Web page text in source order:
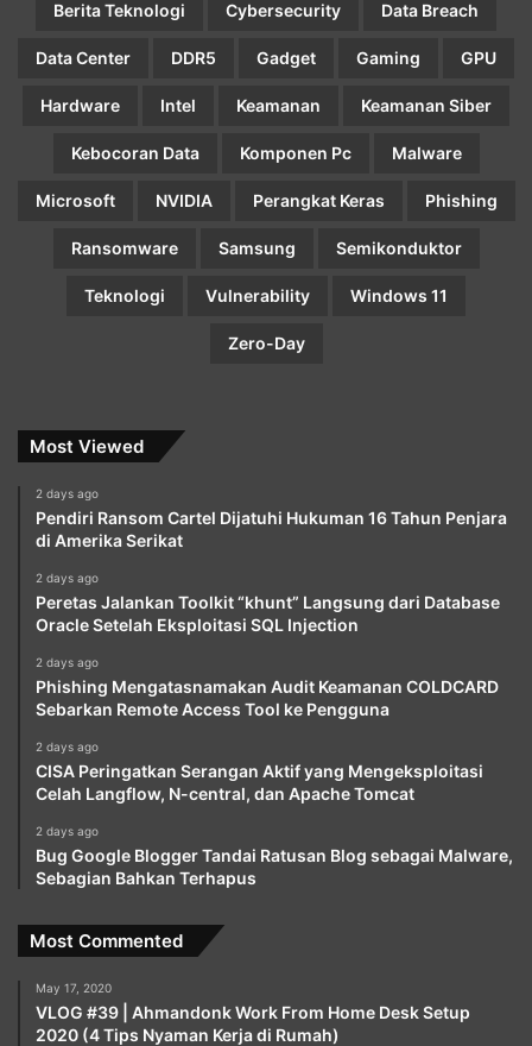
Berita Teknologi Cybersecurity Data Breach
Data Center DDR5 Gadget Gaming GPU
Hardware Intel Keamanan Keamanan Siber
Kebocoran Data Komponen Pc Malware
Microsoft NVIDIA Perangkat Keras Phishing
Ransomware Samsung Semikonduktor
Teknologi Vulnerability Windows 11
Zero-Day
Most Viewed
2 days ago
Pendiri Ransom Cartel Dijatuhi Hukuman 16 Tahun Penjara
di Amerika Serikat
2 days ago
Peretas Jalankan Toolkit “khunt” Langsung dari Database
Oracle Setelah Eksploitasi SQL Injection
2 days ago
Phishing Mengatasnamakan Audit Keamanan COLDCARD
Sebarkan Remote Access Tool ke Pengguna
2 days ago
CISA Peringatkan Serangan Aktif yang Mengeksploitasi
Celah Langflow, N-central, dan Apache Tomcat
2 days ago
Bug Google Blogger Tandai Ratusan Blog sebagai Malware,
Sebagian Bahkan Terhapus
Most Commented
May 17, 2020
VLOG #39 | Ahmandonk Work From Home Desk Setup
2020 (4 Tips Nyaman Kerja di Rumah)